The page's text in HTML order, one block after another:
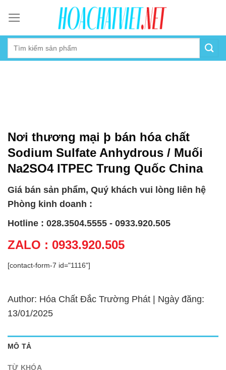
content
Nơi thương mại þ bán hóa chất
Sodium Sulfate Anhydrous / Muối
Na2SO4 ITPEC Trung Quốc China
Giá bán sản phẩm, Quý khách vui lòng liên hệ
Phòng kinh doanh :
Hotline : 028.3504.5555 - 0933.920.505
ZALO : 0933.920.505
[contact-form-7 id="1116"]
Author: Hóa Chất Đắc Trường Phát | Ngày đăng:
13/01/2025
MÔ TẢ
TỪ KHÓA